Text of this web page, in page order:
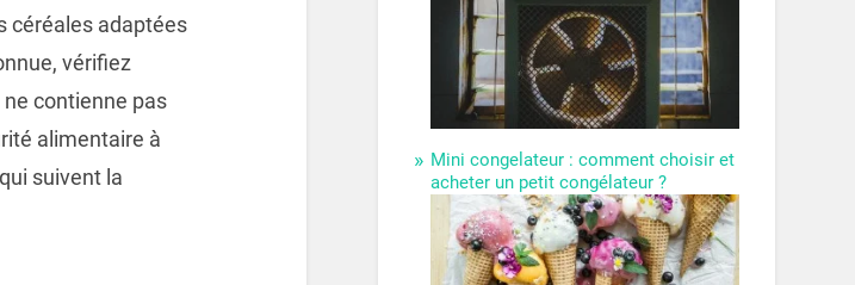
céréales adaptées
vérifiez
contienne pas
alimentaire à
suivent la
Mini congelateur : comment choisir et
acheter un petit congélateur ?